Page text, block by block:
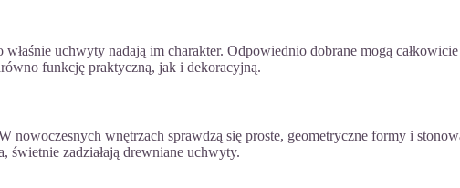
właśnie uchwyty nadają im charakter. Odpowiednio dobrane mogą
funkcję praktyczną, jak i dekoracyjną.
wnętrzach sprawdzą się proste, geometryczne formy i
świetnie zadziałają drewniane uchwyty.